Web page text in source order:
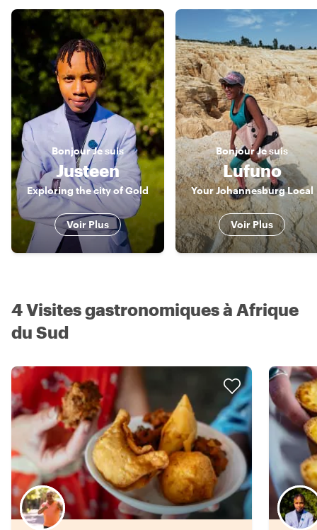
BonjourJe suis
Justeen
Exploring the city of Gold
Voir Plus
BonjourJe suis
Lufuno
Your Johannesburg Local
Voir Plus
4 Visites gastronomiques à Afrique
du Sud
Choisissez votre local favori